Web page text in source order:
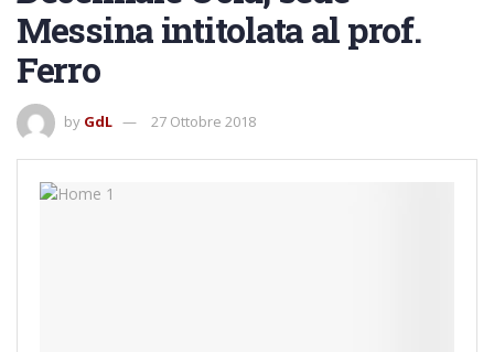
Messina intitolata al prof.
Ferro
by GdL 27 Ottobre 2018